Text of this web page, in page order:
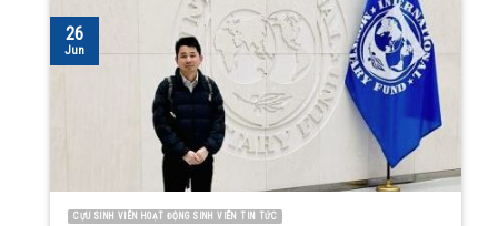
CỰU SINH VIÊN HOẠT ĐỘNG SINH VIÊN TIN TỨC
26
Jun